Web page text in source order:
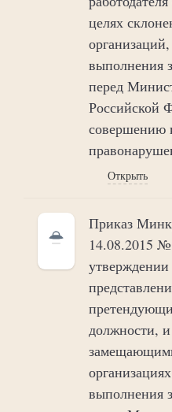
целях
выполнения
перед
Российской
совершению
Открыть
Приказ
14.08.2015
должности,
выполнения